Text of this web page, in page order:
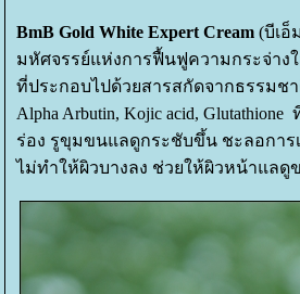
BmB Gold White Expert Cream (บีเอ็
มหัศจรรย์แห่งการฟื้นฟูความกระจ่า
ที่ประกอบไปด้วยสารสกัดจากธรรมช
Alpha Arbutin, Kojic acid,
ร่อง รูขุมขนแลดูกระชับขึ้น ชะลอกา
ไม่ทำให้ผิวบางลง ช่วยให้ผิวหน้าแลดู